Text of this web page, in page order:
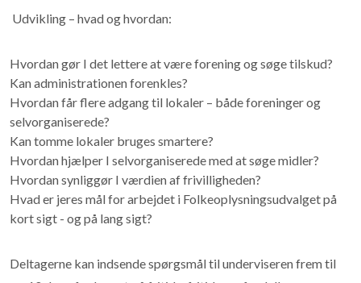
Udvikling – hvad og hvordan:
Hvordan gør I det lettere at være forening og søge tilskud?
Kan administrationen forenkles?
Hvordan får flere adgang til lokaler – både foreninger og
selvorganiserede?
Kan tomme lokaler bruges smartere?
Hvordan hjælper I selvorganiserede med at søge midler?
Hvordan synliggør I værdien af frivilligheden?
Hvad er jeres mål for arbejdet i Folkeoplysningsudvalget på
kort sigt - og på lang sigt?
Deltagerne kan indsende spørgsmål til underviseren frem til